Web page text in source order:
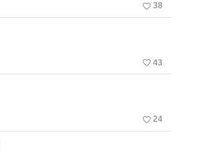
favorite_border 38
favorite_border 43
favorite_border 24